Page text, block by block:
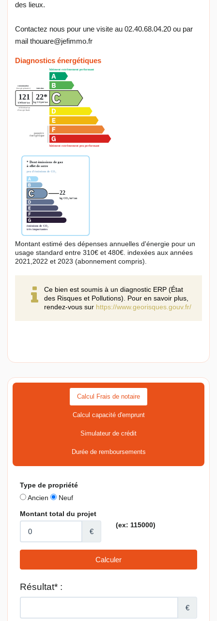
des lieux.
Contactez nous pour une visite au 02.40.68.04.20 ou par
mail thouare@jefimmo.fr
Diagnostics énergétiques
Montant estimé des dépenses annuelles d'énergie pour un
usage standard entre 310€ et 480€. indexées aux années
2021,2022 et 2023 (abonnement compris).
Ce bien est soumis à un diagnostic ERP (État
des Risques et Pollutions). Pour en savoir plus,
rendez-vous sur https://www.georisques.gouv.fr/
Calcul Frais de notaire
Calcul capacité d'emprunt
Simulateur de crédit
Durée de remboursements